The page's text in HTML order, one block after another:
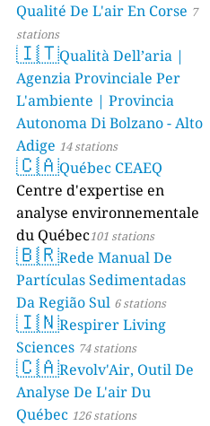
Qualité De L'air En Corse 7
stations
🇮🇹Qualità Dell’aria |
Agenzia Provinciale Per
L'ambiente | Provincia
Autonoma Di Bolzano - Alto
Adige 14 stations
🇨🇦Québec CEAEQ
Centre d'expertise en
analyse environnementale
du Québec101 stations
🇧🇷Rede Manual De
Partículas Sedimentadas
Da Região Sul 6 stations
🇮🇳Respirer Living
Sciences 74 stations
🇨🇦Revolv'Air, Outil De
Analyse De L'air Du
Québec 126 stations